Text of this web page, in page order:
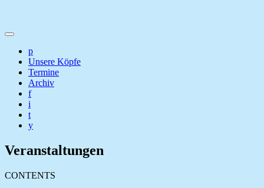
p
Unsere Köpfe
Termine
Archiv
f
i
t
y
Veranstaltungen
CONTENTS